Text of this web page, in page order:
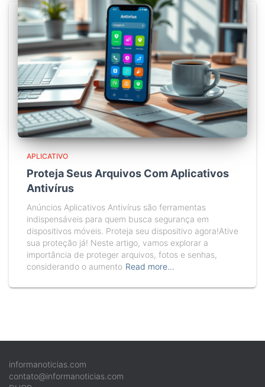
APLICATIVO
Proteja Seus Arquivos Com Aplicativos
Antivírus
Anúncios Aplicativos Antivírus são ferramentas
indispensáveis para quem busca segurança em
dispositivos móveis. Proteja seu dispositivo agora!Ative
sua proteção já! Neste artigo, vamos explorar a
importância de proteger arquivos, fotos e senhas,
considerando o aumento Read more…
informanoticias.com
contato@informanoticias.com